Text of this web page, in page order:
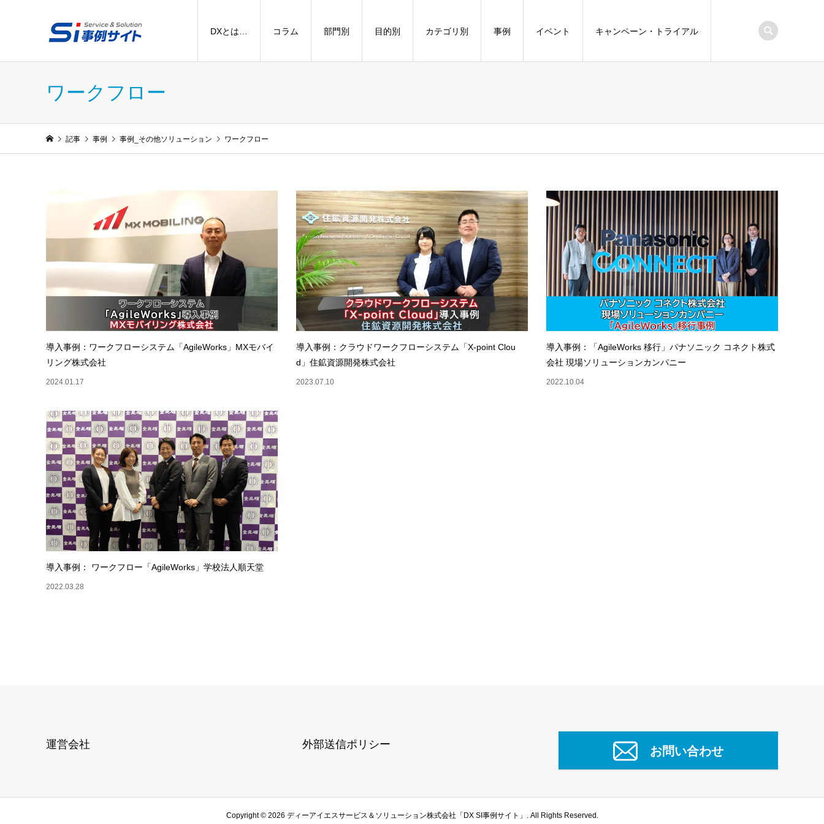
DXとは… コラム 部門別 目的別 カテゴリ別 事例 イベント キャンペーン・トライアル
ワークフロー
記事 事例 事例_その他ソリューション ワークフロー
導入事例：ワークフローシステム「AgileWorks」MXモバイ
リング株式会社
2024.01.17
導入事例：クラウドワークフローシステム「X-point Clou
d」住鉱資源開発株式会社
2023.07.10
導入事例：「AgileWorks 移行」パナソニック コネクト株式
会社 現場ソリューションカンパニー
2022.10.04
導入事例： ワークフロー「AgileWorks」学校法人順天堂
2022.03.28
運営会社 外部送信ポリシー
お問い合わせ
Copyright ©2026 ディーアイエスサービス＆ソリューション株式会社「DX SI事例サイト」. All Rights Reserved.